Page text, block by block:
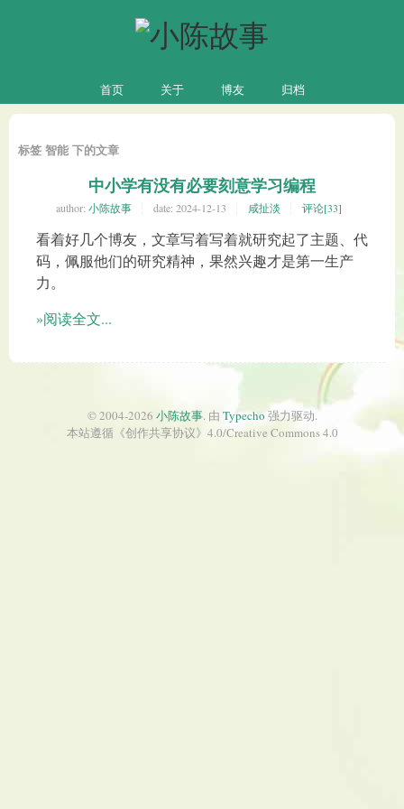
首页 关于 博友 归档
标签 智能 下的文章
中小学有没有必要刻意学习编程
author: 小陈故事 date: 2024-12-13 咸扯淡 评论[33]
看着好几个博友，文章写着写着就研究起了主题、代
码，佩服他们的研究精神，果然兴趣才是第一生产
力。
»阅读全文...
© 2004-2026 小陈故事. 由 Typecho 强力驱动.
本站遵循《创作共享协议》4.0/Creative Commons 4.0